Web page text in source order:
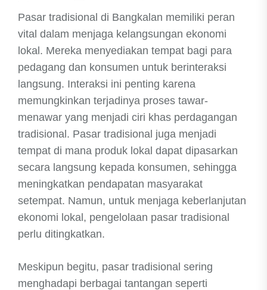
Pasar tradisional di Bangkalan memiliki peran
vital dalam menjaga kelangsungan ekonomi
lokal. Mereka menyediakan tempat bagi para
pedagang dan konsumen untuk berinteraksi
langsung. Interaksi ini penting karena
memungkinkan terjadinya proses tawar-
menawar yang menjadi ciri khas perdagangan
tradisional. Pasar tradisional juga menjadi
tempat di mana produk lokal dapat dipasarkan
secara langsung kepada konsumen, sehingga
meningkatkan pendapatan masyarakat
setempat. Namun, untuk menjaga keberlanjutan
ekonomi lokal, pengelolaan pasar tradisional
perlu ditingkatkan.
Meskipun begitu, pasar tradisional sering
menghadapi berbagai tantangan seperti